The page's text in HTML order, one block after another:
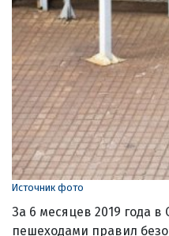
Источник фото
За 6 месяцев 2019 года
пешеходами правил